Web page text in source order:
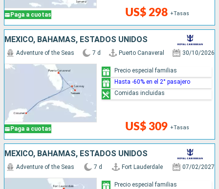
Paga a cuotas US$ 298 +Tasas
MÉXICO, BAHAMAS, ESTADOS UNIDOS
Paga a cuotas
Adventure of the Seas 7 d Puerto Canaveral 30/10/2026
US$ 309 +Tasas
Precio especial familias
Hasta -60% en el 2° pasajero
Comidas incluidas
MÉXICO, BAHAMAS, ESTADOS UNIDOS
Adventure of the Seas 7 d Fort Lauderdale 07/02/2027
Precio especial familias